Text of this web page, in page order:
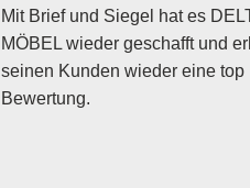
Mit Brief und Siegel hat es
MÖBEL wieder geschafft und
seinen Kunden wieder eine top
Bewertung.